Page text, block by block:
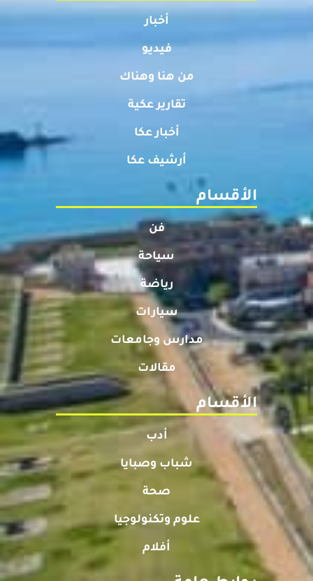
أخبار
فيديو
من هنا وهناك
تقارير عكية
أخبار عكا
أرشيف عكا
الأقسام
فن
سياحة
رياضة
سيارات
مدارس وجامعات
مقالات
الأقسام
أدب
شباب وصبايا
صحة
علوم وتكنولوجيا
أفلام